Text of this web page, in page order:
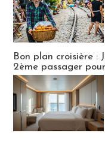
Bon plan croisière :
2ème passager